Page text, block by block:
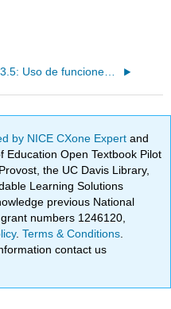
3.5: Uso de funciones para hacer cálculos
by NICE CXone Expertand
Open Textbook Pilot
the UC Davis Library,
Learning Solutions
previous National
numbers 1246120,
.Terms & Conditions
contact us